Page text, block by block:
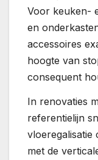
Voor keuken-
en
accessoires
hoogte van
consequent
In renovaties
referentielijn
met de